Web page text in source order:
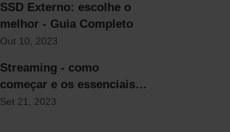
SSD Externo: escolhe o
melhor - Guia Completo
Out 10, 2023
Streaming - como
começar e os essenciais
para qualquer streamer
Set 21, 2023